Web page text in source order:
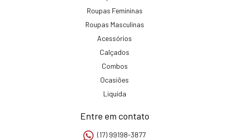
Roupas Femininas
Roupas Masculinas
Acessórios
Calçados
Combos
Ocasiões
Liquida
Entre em contato
(17) 99198-3877